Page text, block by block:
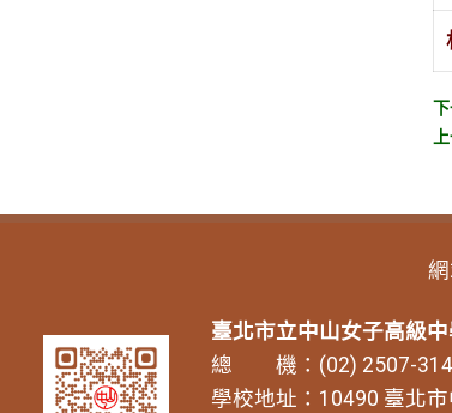
臺北市立中山女子高級
總 機：(02) 2507-
學校地址：10490 臺北